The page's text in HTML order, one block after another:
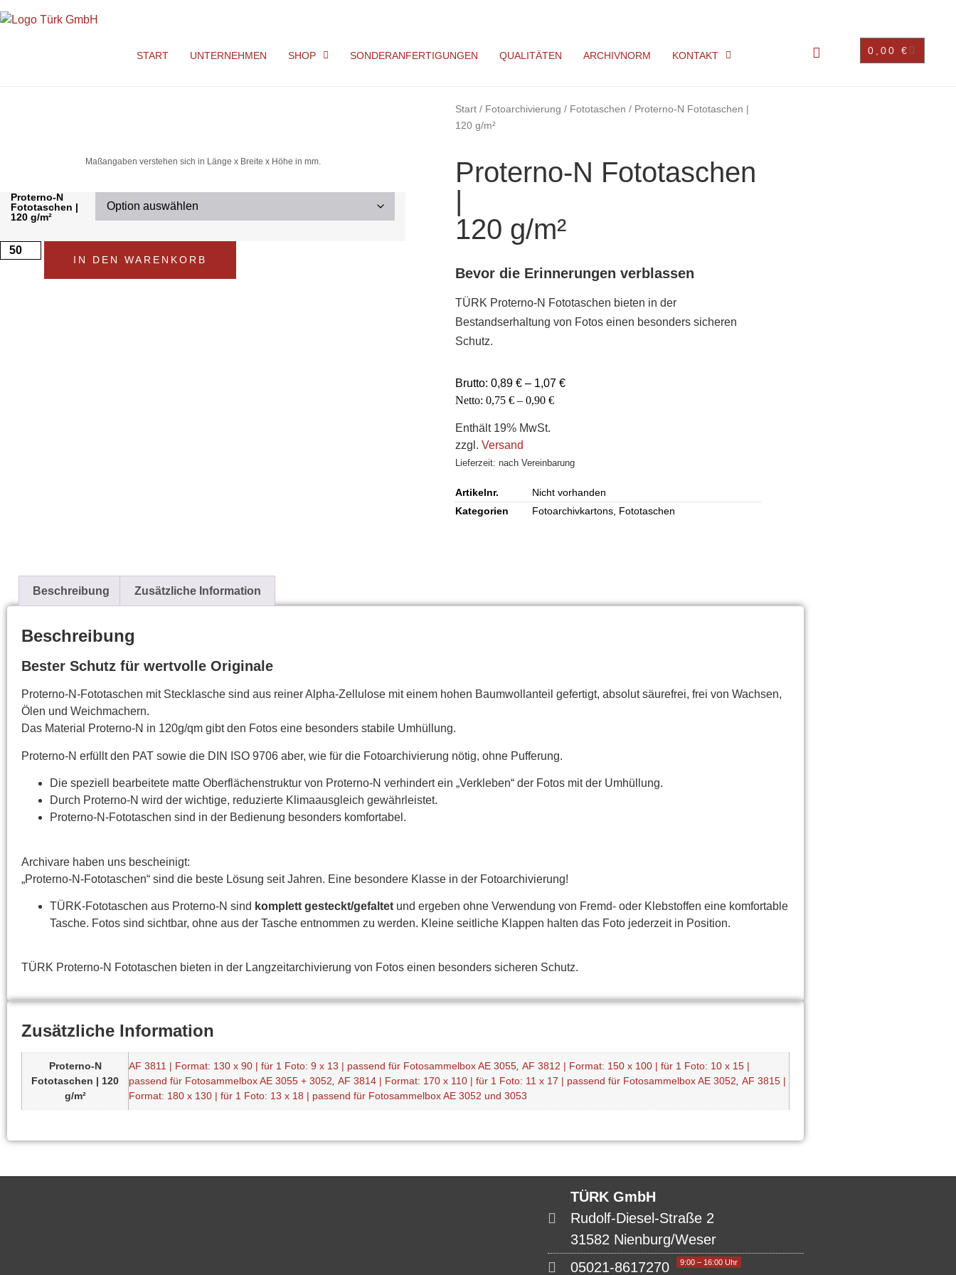
START UNTERNEHMEN SHOP SONDERANFERTIGUNGEN QUALITÄTEN ARCHIVNORM KONTAKT 0,00 €
Maßangaben verstehen sich in Länge x Breite x Höhe in mm.
Proterno-N
Fototaschen |
120 g/m²
IN DEN WARENKORB
Start / Fotoarchivierung / Fototaschen / Proterno-N Fototaschen |
120 g/m²
Proterno-N Fototaschen
|
120 g/m²
Bevor die Erinnerungen verblassen
TÜRK Proterno-N Fototaschen bieten in der
Bestandserhaltung von Fotos einen besonders sicheren
Schutz.
Brutto: 0,89 € – 1,07 €
Netto: 0,75 € – 0,90 €
Enthält 19% MwSt.
zzgl. Versand
Lieferzeit: nach Vereinbarung
Artikelnr.
Nicht vorhanden
Kategorien
Fotoarchivkartons Fototaschen
Beschreibung Zusätzliche Information
Beschreibung
Bester Schutz für wertvolle Originale
Proterno-N-Fototaschen mit Stecklasche sind aus reiner Alpha-Zellulose mit einem hohen Baumwollanteil gefertigt, absolut säurefrei, frei von Wachsen,
Ölen und Weichmachern.
Das Material Proterno-N in 120g/qm gibt den Fotos eine besonders stabile Umhüllung.
Proterno-N erfüllt den PAT sowie die DIN ISO 9706 aber, wie für die Fotoarchivierung nötig, ohne Pufferung.
Die speziell bearbeitete matte Oberflächenstruktur von Proterno-N verhindert ein „Verkleben“ der Fotos mit der Umhüllung.
Durch Proterno-N wird der wichtige, reduzierte Klimaausgleich gewährleistet.
Proterno-N-Fototaschen sind in der Bedienung besonders komfortabel.
Archivare haben uns bescheinigt:
„Proterno-N-Fototaschen“ sind die beste Lösung seit Jahren. Eine besondere Klasse in der Fotoarchivierung!
TÜRK-Fototaschen aus Proterno-N sind komplett gesteckt/gefaltet und ergeben ohne Verwendung von Fremd- oder Klebstoffen eine komfortable
Tasche. Fotos sind sichtbar, ohne aus der Tasche entnommen zu werden. Kleine seitliche Klappen halten das Foto jederzeit in Position.
TÜRK Proterno-N Fototaschen bieten in der Langzeitarchivierung von Fotos einen besonders sicheren Schutz.
Zusätzliche Information
Proterno-N
Fototaschen | 120
g/m²
AF 3811 | Format: 130 x 90 | für 1 Foto: 9 x 13 | passend für Fotosammelbox AE 3055 AF 3812 | Format: 150 x 100 | für 1 Foto: 10 x 15 |
passend für Fotosammelbox AE 3055 + 3052 AF 3814 | Format: 170 x 110 | für 1 Foto: 11 x 17 | passend für Fotosammelbox AE 3052 AF 3815 |
Format: 180 x 130 | für 1 Foto: 13 x 18 | passend für Fotosammelbox AE 3052 und 3053
TÜRK GmbH
Rudolf-Diesel-Straße 2
31582 Nienburg/Weser
05021-8617270
9:00 – 16:00 Uhr